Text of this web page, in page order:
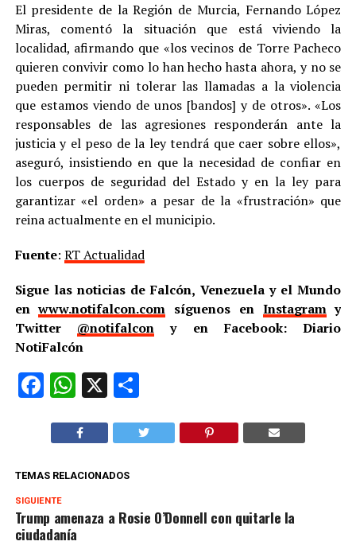
El presidente de la Región de Murcia, Fernando López
Miras, comentó la situación que está viviendo la
localidad, afirmando que «los vecinos de Torre Pacheco
quieren convivir como lo han hecho hasta ahora, y no se
pueden permitir ni tolerar las llamadas a la violencia
que estamos viendo de unos [bandos] y de otros». «Los
responsables de las agresiones responderán ante la
justicia y el peso de la ley tendrá que caer sobre ellos»,
aseguró, insistiendo en que la necesidad de confiar en
los cuerpos de seguridad del Estado y en la ley para
garantizar «el orden» a pesar de la «frustración» que
reina actualmente en el municipio.
Fuente: RT Actualidad
Sigue las noticias de Falcón, Venezuela y el Mundo
enwww.notifalcon.com síguenos en Instagramy
Twitter @notifalcon y en Facebook: Diario
NotiFalcón
Facebook
WhatsApp
X
TEMAS RELACIONADOS
SIGUIENTE
Trump amenaza a Rosie O’Donnell con quitarle la
ciudadanía